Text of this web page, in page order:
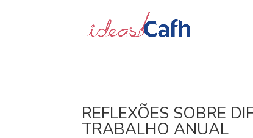
REFLEXÕES SOBRE
TRABALHO ANUAL